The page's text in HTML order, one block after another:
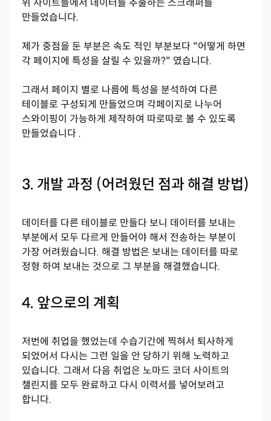
위 사이트들에서 데이터를 추출하는 스크래퍼를
만들었습니다.
제가 중점을 둔 부분은 속도 적인 부분보다 "어떻게 하면
각 페이지에 특성을 살릴 수 있을까?" 였습니다.
그래서 페이지 별로 나름에 특성을 분석하여 다른
테이블로 구성되게 만들었으며 각페이지로 나누어
스와이핑이 가능하게 제작하여 따로따로 볼 수 있도록
만들었습니다 .
3. 개발 과정 (어려웠던 점과 해결 방법)
데이터를 다른 테이블로 만들다 보니 데이터를 보내는
부분에서 모두 다르게 만들어야 해서 전송하는 부분이
가장 어려웠습니다. 해결 방법은 보내는 데이터를 따로
정형 하여 보내는 것으로 그 부분을 해결했습니다.
4. 앞으로의 계획
저번에 취업을 했었는데 수습기간에 찍혀서 퇴사하게
되었어서 다시는 그런 일을 안 당하기 위해 노력하고
있습니다. 그래서 다음 취업은 노마드 코더 사이트의
챌린지를 모두 완료하고 다시 이력서를 넣어보려고
합니다.